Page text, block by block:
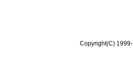
Copyright(C)